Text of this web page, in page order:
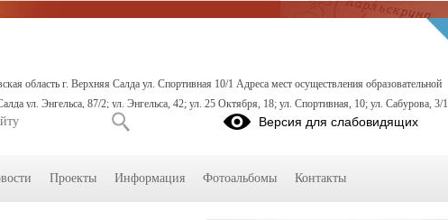
область г. Верхняя Салда ул. Спортивная 10/1 Адреса мест осуществления образовательной
ул. Энгельса, 87/2; ул. Энгельса, 42; ул. 25 Октября, 18; ул. Спортивная, 10; ул. Сабурова, 3/1
Версия для слабовидящих
Проекты Информация Фотоальбомы Контакты